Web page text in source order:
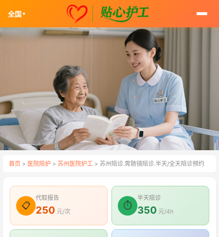
全国 ▼
首页 > 医院陪护 > 苏州医院护工 > 苏州陪诊.胃肠镜陪诊.半天/全天陪诊预约
📋
代取报告
250 元/次
⏱
半天陪诊
350 元/4h